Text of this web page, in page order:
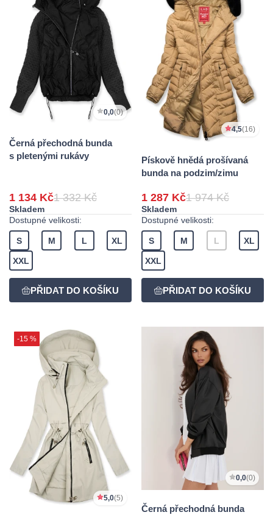
0,0(0)
Černá přechodná bunda
s pletenými rukávy
1 134 Kč1 332 Kč
Skladem
Dostupné velikosti:
S M L XL
XXL
4,5(16)
Pískově hnědá prošívaná
bunda na podzim/zimu
1 287 Kč1 974 Kč
Skladem
Dostupné velikosti:
S M L XL
XXL
-15 %
5,0(5)
0,0(0)
Černá přechodná bunda